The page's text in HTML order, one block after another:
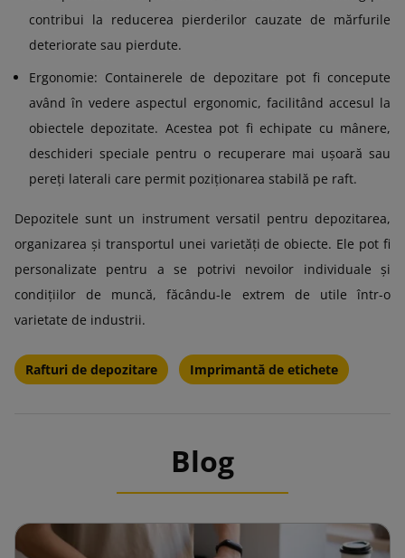
contribui la reducerea pierderilor cauzate de mărfurile
deteriorate sau pierdute.
Ergonomie: Containerele de depozitare pot fi concepute
având în vedere aspectul ergonomic, facilitând accesul la
obiectele depozitate. Acestea pot fi echipate cu mânere,
deschideri speciale pentru o recuperare mai ușoară sau
pereți laterali care permit poziționarea stabilă pe raft.
Depozitele sunt un instrument versatil pentru depozitarea,
organizarea și transportul unei varietăți de obiecte. Ele pot fi
personalizate pentru a se potrivi nevoilor individuale şi
condiţiilor de muncă, făcându-le extrem de utile într-o
varietate de industrii.
Rafturi de depozitare Imprimantă de etichete
Blog